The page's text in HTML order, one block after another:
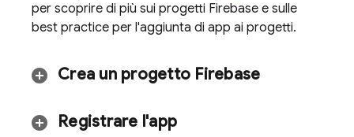
per scoprire di più sui progetti Firebase e sulle
best practice per l'aggiunta di app ai progetti.
Crea un progetto Firebase
Registrare l'app